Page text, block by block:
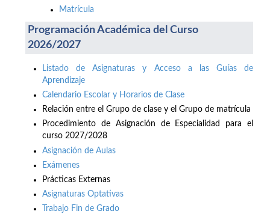
Matrícula
Programación Académica del Curso
2026/2027
Listado de Asignaturas y Acceso a las Guías de
Aprendizaje
Calendario Escolar y Horarios de Clase
Relación entre el Grupo de clase y el Grupo de matrícula
Procedimiento de Asignación de Especialidad para el
curso 2027/2028
Asignación de Aulas
Exámenes
Prácticas Externas
Asignaturas Optativas
Trabajo Fin de Grado